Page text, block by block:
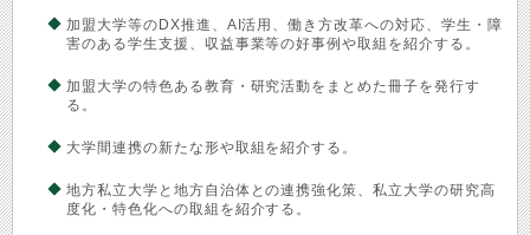
加盟大学等のDX推進、AI活用、働き方改革への対応、学生・障
害のある学生支援、収益事業等の好事例や取組を紹介する。
加盟大学の特色ある教育・研究活動をまとめた冊子を発行す
る。
大学間連携の新たな形や取組を紹介する。
地方私立大学と地方自治体との連携強化策、私立大学の研究高
度化・特色化への取組を紹介する。